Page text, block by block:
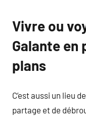
Vivre ou
Galante
plans
C’est aussi un lieu
partage et de